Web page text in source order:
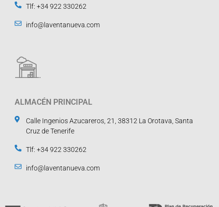
Tlf: +34 922 330262
info@laventanueva.com
ALMACÉN PRINCIPAL
Calle Ingenios Azucareros, 21, 38312 La Orotava, Santa
Cruz de Tenerife
Tlf: +34 922 330262
info@laventanueva.com